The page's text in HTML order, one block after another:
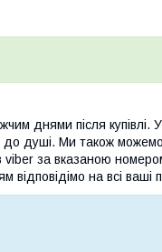
днями після купівлі.
до душі. Ми також
за вказаною
відповідімо на всі ваші